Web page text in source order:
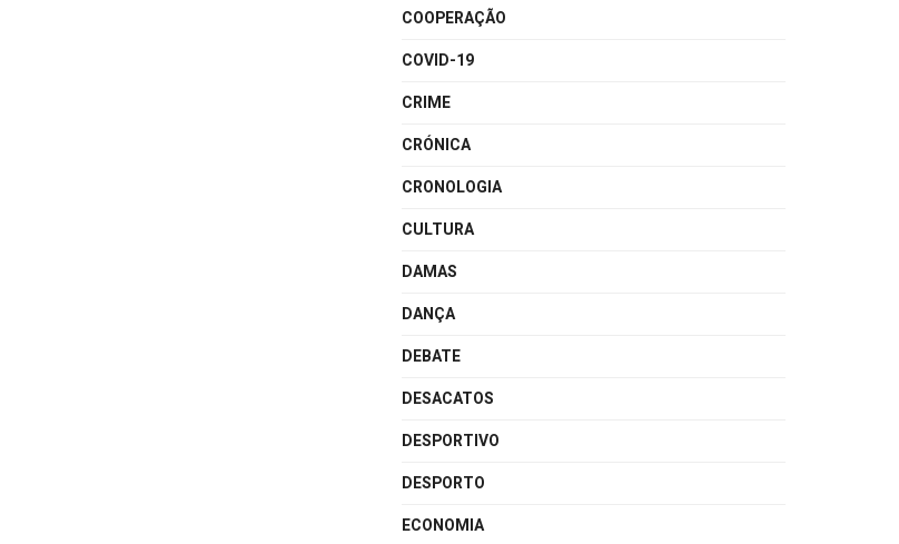
COOPERAÇÃO
COVID-19
CRIME
CRÓNICA
CRONOLOGIA
CULTURA
DAMAS
DANÇA
DEBATE
DESACATOS
DESPORTIVO
DESPORTO
ECONOMIA